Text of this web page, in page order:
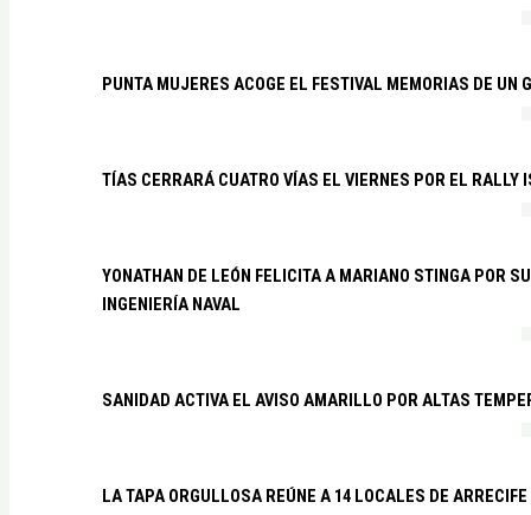
PUNTA MUJERES ACOGE EL FESTIVAL MEMORIAS DE UN
TÍAS CERRARÁ CUATRO VÍAS EL VIERNES POR EL RALLY
YONATHAN DE LEÓN FELICITA A MARIANO STINGA POR
INGENIERÍA NAVAL
SANIDAD ACTIVA EL AVISO AMARILLO POR ALTAS
LA TAPA ORGULLOSA REÚNE A 14 LOCALES DE ARRECIFE